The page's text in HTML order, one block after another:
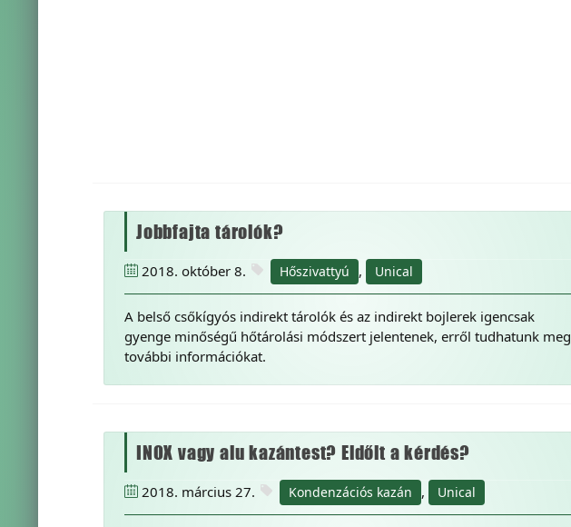
Jobbfajta tárolók?
2018. október 8. Hőszivattyú , Unical
A belső csőkígyós indirekt tárolók és az indirekt bojlerek igencsak
gyenge minőségű hőtárolási módszert jelentenek, erről tudhatunk meg
további információkat.
INOX vagy alu kazántest? Eldőlt a kérdés?
2018. március 27. Kondenzációs kazán , Unical